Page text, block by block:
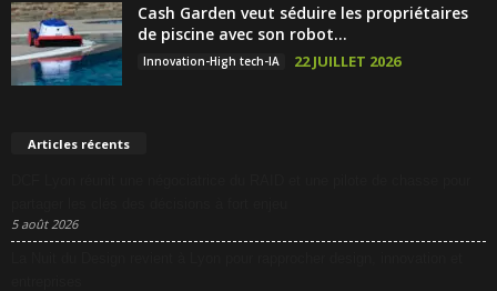
Cash Garden veut séduire les propriétaires
de piscine avec son robot...
Innovation-High tech-IA 22 JUILLET 2026
Articles récents
5 août 2026